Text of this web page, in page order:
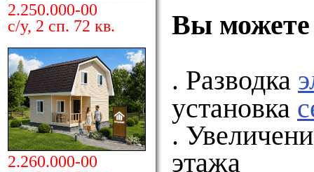
Вы можете
. Разводка
установка
.
этажа
2.250.000-00
с/у, 2 сп. 72 кв.
2.260.000-00